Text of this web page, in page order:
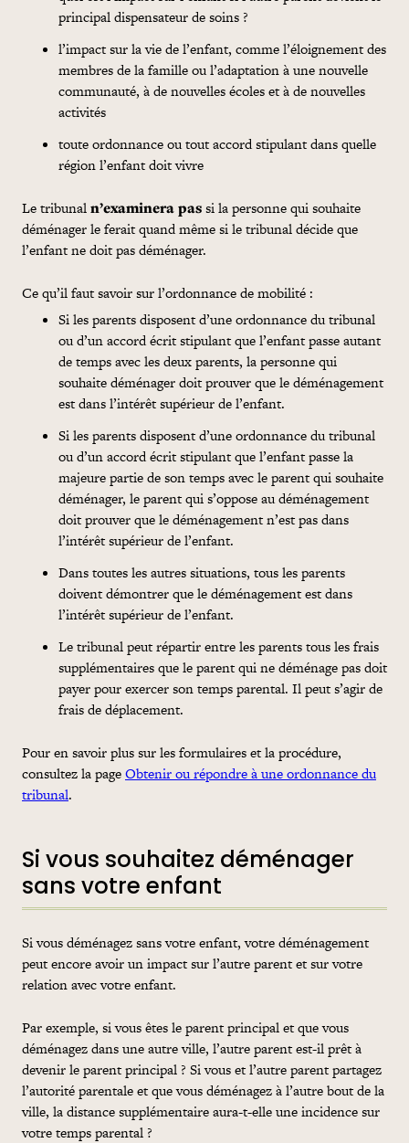
principal dispensateur de soins ?
l’impact sur la vie de l’enfant, comme l’éloignement des
membres de la famille ou l’adaptation à une nouvelle
communauté, à de nouvelles écoles et à de nouvelles
activités
toute ordonnance ou tout accord stipulant dans quelle
région l’enfant doit vivre
Le tribunaln’examinera passi la personne qui souhaite
déménager le ferait quand même si le tribunal décide que
l’enfant ne doit pas déménager.
Ce qu’il faut savoir sur l’ordonnance de mobilité :
Si les parents disposent d’une ordonnance du tribunal
ou d’un accord écrit stipulant que l’enfant passe autant
de temps avec les deux parents, la personne qui
souhaite déménager doit prouver que le déménagement
est dans l’intérêt supérieur de l’enfant.
Si les parents disposent d’une ordonnance du tribunal
ou d’un accord écrit stipulant que l’enfant passe la
majeurepartiede son temps avec le parent qui souhaite
déménager, le parent qui s’oppose au déménagement
doit prouver que le déménagement n’est pas dans
l’intérêt supérieur de l’enfant.
Dans toutes les autres situations, tous les parents
doivent démontrer que le déménagement est dans
l’intérêt supérieur de l’enfant.
Le tribunal peut répartir entre les parents tous lesfrais
supplémentaires que le parent qui ne déménage pas doit
payer pour exercer son temps parental. Il peut s’agir de
fraisde déplacement.
Pour en savoir plus sur les formulaires et la procédure,
consultez la pageObtenir ou répondre à une ordonnance du
tribunal.
Si vous souhaitez déménager
sans votre enfant
Si vous déménagez sans votre enfant, votre déménagement
peut encore avoir un impact sur l’autre parent et sur votre
relation avec votre enfant.
Par exemple, si vous êtes le parent principal et que vous
déménagez dans une autre ville, l’autre parent est-il prêt à
devenir le parent principal ? Si vous et l’autre parent partagez
l’autorité parentale et que vous déménagez à l’autre bout de la
ville, la distance supplémentaire aura-t-elle une incidence sur
votre temps parental ?